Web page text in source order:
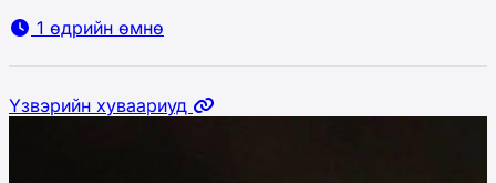
1 өдрийн өмнө
Үзвэрийн хуваариуд